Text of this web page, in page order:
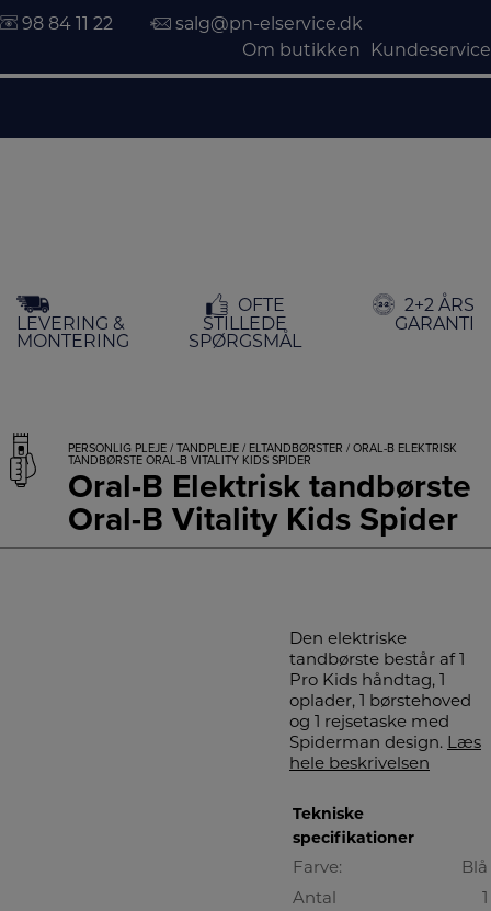
indholdet
98 84 11 22
salg@pn-elservice.dk
Om butikken
Kundeservice
LEVERING &
MONTERING
OFTE
STILLEDE
SPØRGSMÅL
2+2 ÅRS
GARANTI
PERSONLIG PLEJE / TANDPLEJE / ELTANDBØRSTER / ORAL-B ELEKTRISK
TANDBØRSTE ORAL-B VITALITY KIDS SPIDER
Oral-B Elektrisk tandbørste
Oral-B Vitality Kids Spider
Den elektriske
tandbørste består af 1
Pro Kids håndtag, 1
oplader, 1 børstehoved
og 1 rejsetaske med
Spiderman design. Læs
hele beskrivelsen
Tekniske
specifikationer
Farve:
Blå
Antal
1